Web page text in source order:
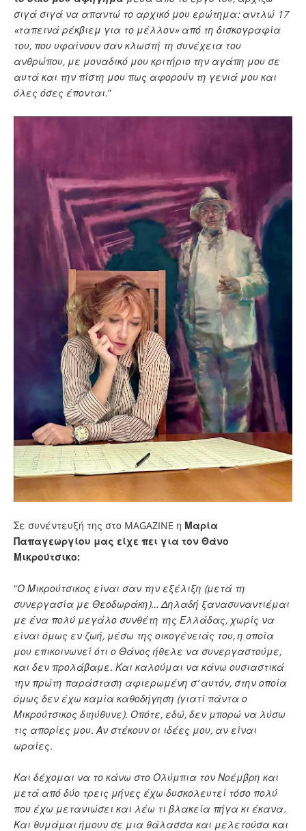
σιγά σιγά να απαντώ το αρχικό μου ερώτημα: αντλώ 17
«ταπεινά ρέκβιεμ για το μέλλον» από τη δισκογραφία
του, που υφαίνουν σαν κλωστή τη συνέχεια του
ανθρώπου, με μοναδικό μου κριτήριο την αγάπη μου σε
αυτά και την πίστη μου πως αφορούν τη γενιά μου και
όλες όσες έπονται.”
Σε συνέντευξή της στο MAGAZINE η Μαρία
Παπαγεωργίου μας είχε πει για τον Θάνο
Μικρούτσικο:
“Ο Μικρούτσικος είναι σαν την εξέλιξη (μετά τη
συνεργασία με Θεοδωράκη)… Δηλαδή ξανασυναντιέμαι
με ένα πολύ μεγάλο συνθέτη της Ελλάδας, χωρίς να
είναι όμως εν ζωή, μέσω της οικογένειάς του, η οποία
μου επικοινωνεί ότι ο Θάνος ήθελε να συνεργαστούμε,
και δεν προλάβαμε. Και καλούμαι να κάνω ουσιαστικά
την πρώτη παράσταση αφιερωμένη σ’ αυτόν, στην οποία
όμως δεν έχω καμία καθοδήγηση (γιατί πάντα ο
Μικρούτσικος διηύθυνε). Οπότε, εδώ, δεν μπορώ να λύσω
τις απορίες μου. Αν στέκουν οι ιδέες μου, αν είναι
ωραίες.
Και δέχομαι να το κάνω στο Ολύμπια τον Νοέμβρη και
μετά από δύο τρεις μήνες έχω δυσκολευτεί τόσο πολύ
που έχω μετανιώσει και λέω τι βλακεία πήγα κι έκανα.
Και θυμάμαι ήμουν σε μια θάλασσα και μελετούσα και